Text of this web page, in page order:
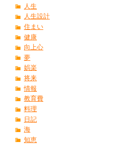
人生
人生設計
住まい
健康
向上心
夢
娯楽
将来
情報
教育費
料理
日記
海
知恵